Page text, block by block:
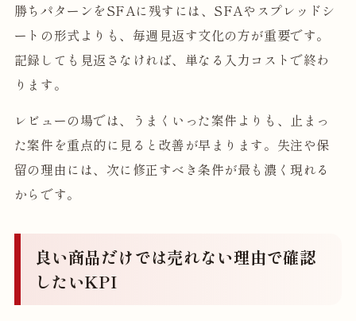
勝ちパターンをSFAに残すには、SFAやスプレッドシ
ートの形式よりも、毎週見返す文化の方が重要です。
記録しても見返さなければ、単なる入力コストで終わ
ります。
レビューの場では、うまくいった案件よりも、止まっ
た案件を重点的に見ると改善が早まります。失注や保
留の理由には、次に修正すべき条件が最も濃く現れる
からです。
良い商品だけでは売れない理由で確認
したいKPI